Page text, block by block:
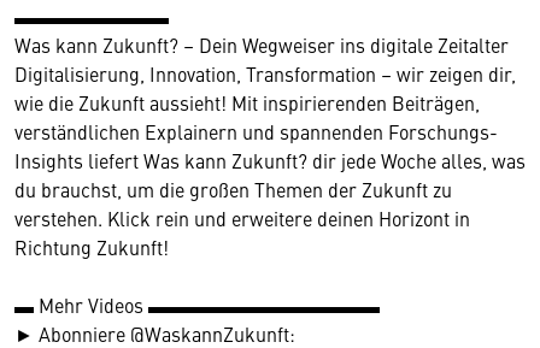
▬▬▬▬▬▬▬▬
Was kann Zukunft? – Dein Wegweiser ins digitale Zeitalter
Digitalisierung, Innovation, Transformation – wir zeigen dir,
wie die Zukunft aussieht! Mit inspirierenden Beiträgen,
verständlichen Explainern und spannenden Forschungs-
Insights liefert Was kann Zukunft? dir jede Woche alles, was
du brauchst, um die großen Themen der Zukunft zu
verstehen. Klick rein und erweitere deinen Horizont in
Richtung Zukunft!
▬ Mehr Videos ▬▬▬▬▬▬▬▬▬▬▬▬
► Abonniere @WaskannZukunft: